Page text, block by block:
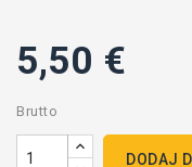
5,50 €
Brutto
DODAJ